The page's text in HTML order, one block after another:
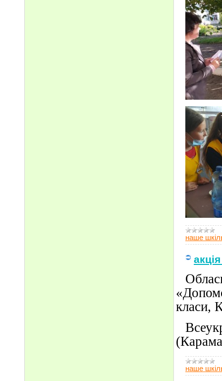
наше
класи,
наше